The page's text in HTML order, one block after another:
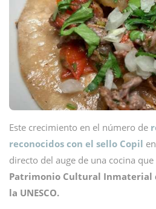
Este crecimiento en el número de
reconocidos con el sello Copil
directo del auge de una cocina
Patrimonio Cultural Inmaterial
la UNESCO.